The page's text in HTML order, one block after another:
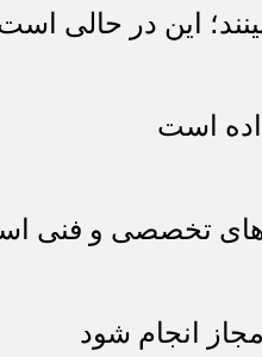
این در حالی
است
تخصصی و فنی
انجام شود